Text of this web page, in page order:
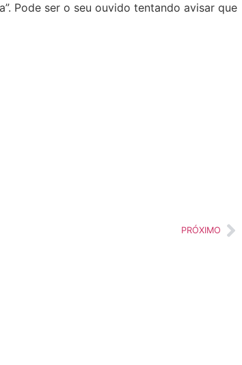
Pode ser o seu ouvido tentando avisar que
PRÓXIMO